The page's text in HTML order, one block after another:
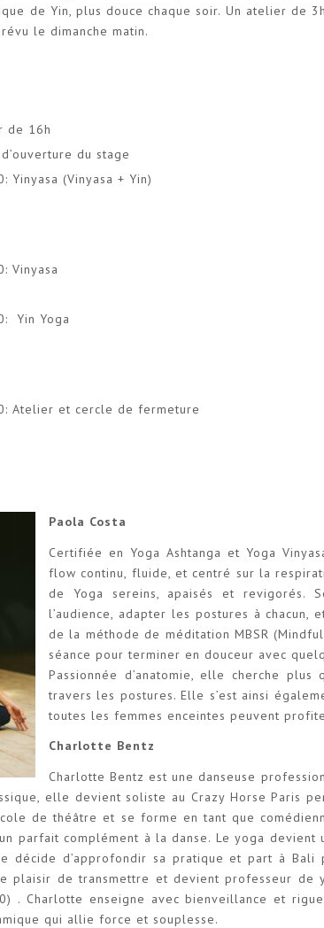
de Yin, plus douce chaque soir. Un atelier de 3h
le dimanche matin.
de 16h
du stage
Yinyasa (Vinyasa + Yin)
Vinyasa
Yin Yoga
Atelier et cercle de fermeture
Paola Costa
Certifiée en Yoga Ashtanga et Yoga
flow continu, fluide, et centré sur la
de Yoga sereins, apaisés et revigorés.
l’audience, adapter les postures à
de la méthode de méditation MBSR
séance pour terminer en douceur avec
Passionnée d’anatomie, elle cherche
travers les postures. Elle s’est ainsi
toutes les femmes enceintes peuvent
Charlotte Bentz
Charlotte Bentz est une danseuse
elle devient soliste au Crazy Horse Paris
de théâtre et se forme en tant que
parfait complément à la danse. Le yoga devient
décide d’approfondir sa pratique et part à Bali
plaisir de transmettre et devient professeur de
. Charlotte enseigne avec bienveillance et
qui allie force et souplesse.